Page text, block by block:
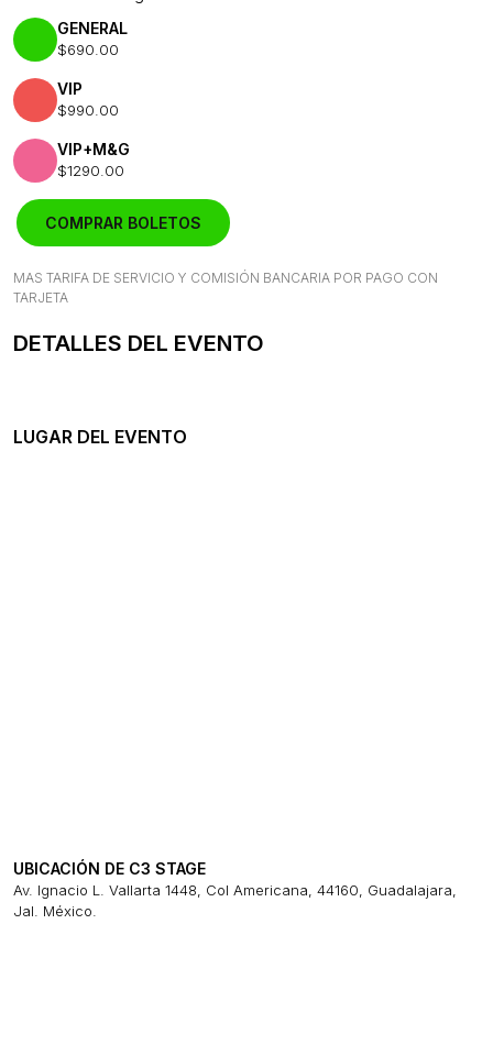
GENERAL
$690.00
VIP
$990.00
VIP+M&G
$1290.00
COMPRAR BOLETOS
MAS TARIFA DE SERVICIO Y COMISIÓN BANCARIA POR PAGO CON
TARJETA
DETALLES DEL EVENTO
LUGAR DEL EVENTO
UBICACIÓN DE C3 STAGE
Av. Ignacio L. Vallarta 1448, Col Americana, 44160, Guadalajara,
Jal. México.